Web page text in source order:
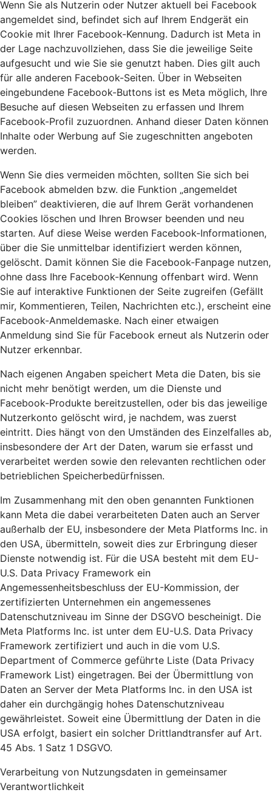
Wenn Sie als Nutzerin oder Nutzer aktuell bei Facebook
angemeldet sind, befindet sich auf Ihrem Endgerät ein
Cookie mit Ihrer Facebook-Kennung. Dadurch ist Meta in
der Lage nachzuvollziehen, dass Sie die jeweilige Seite
aufgesucht und wie Sie sie genutzt haben. Dies gilt auch
für alle anderen Facebook-Seiten. Über in Webseiten
eingebundene Facebook-Buttons ist es Meta möglich, Ihre
Besuche auf diesen Webseiten zu erfassen und Ihrem
Facebook-Profil zuzuordnen. Anhand dieser Daten können
Inhalte oder Werbung auf Sie zugeschnitten angeboten
werden.
Wenn Sie dies vermeiden möchten, sollten Sie sich bei
Facebook abmelden bzw. die Funktion „angemeldet
bleiben” deaktivieren, die auf Ihrem Gerät vorhandenen
Cookies löschen und Ihren Browser beenden und neu
starten. Auf diese Weise werden Facebook-Informationen,
über die Sie unmittelbar identifiziert werden können,
gelöscht. Damit können Sie die Facebook-Fanpage nutzen,
ohne dass Ihre Facebook-Kennung offenbart wird. Wenn
Sie auf interaktive Funktionen der Seite zugreifen (Gefällt
mir, Kommentieren, Teilen, Nachrichten etc.), erscheint eine
Facebook-Anmeldemaske. Nach einer etwaigen
Anmeldung sind Sie für Facebook erneut als Nutzerin oder
Nutzer erkennbar.
Nach eigenen Angaben speichert Meta die Daten, bis sie
nicht mehr benötigt werden, um die Dienste und
Facebook-Produkte bereitzustellen, oder bis das jeweilige
Nutzerkonto gelöscht wird, je nachdem, was zuerst
eintritt. Dies hängt von den Umständen des Einzelfalles ab,
insbesondere der Art der Daten, warum sie erfasst und
verarbeitet werden sowie den relevanten rechtlichen oder
betrieblichen Speicherbedürfnissen.
Im Zusammenhang mit den oben genannten Funktionen
kann Meta die dabei verarbeiteten Daten auch an Server
außerhalb der EU, insbesondere der Meta Platforms Inc. in
den USA, übermitteln, soweit dies zur Erbringung dieser
Dienste notwendig ist. Für die USA besteht mit dem EU-
U.S. Data Privacy Framework ein
Angemessenheitsbeschluss der EU-Kommission, der
zertifizierten Unternehmen ein angemessenes
Datenschutzniveau im Sinne der DSGVO bescheinigt. Die
Meta Platforms Inc. ist unter dem EU-U.S. Data Privacy
Framework zertifiziert und auch in die vom U.S.
Department of Commerce geführte Liste (Data Privacy
Framework List) eingetragen. Bei der Übermittlung von
Daten an Server der Meta Platforms Inc. in den USA ist
daher ein durchgängig hohes Datenschutzniveau
gewährleistet. Soweit eine Übermittlung der Daten in die
USA erfolgt, basiert ein solcher Drittlandtransfer auf Art.
45 Abs. 1 Satz 1 DSGVO.
Verarbeitung von Nutzungsdaten in gemeinsamer
Verantwortlichkeit